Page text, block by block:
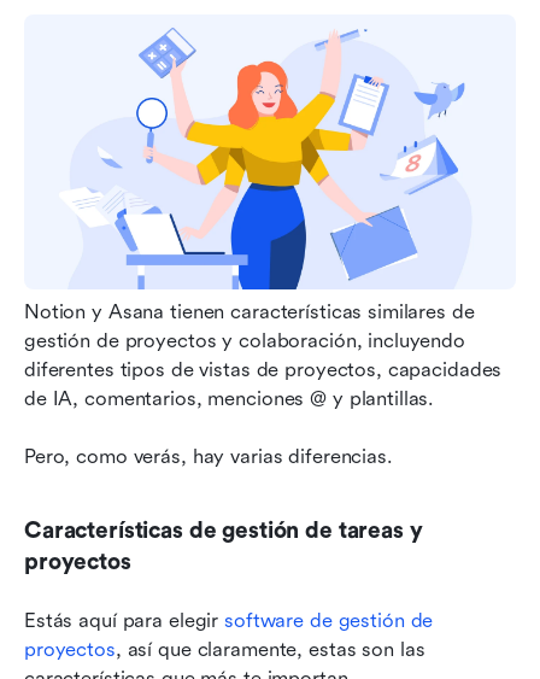
Notion y Asana tienen características similares de
gestión de proyectos y colaboración, incluyendo
diferentes tipos de vistas de proyectos, capacidades
de IA, comentarios, menciones @ y plantillas.
Pero, como verás, hay varias diferencias.
Características de gestión de tareas y
proyectos
Estás aquí para elegir software de gestión de
proyectos, así que claramente, estas son las